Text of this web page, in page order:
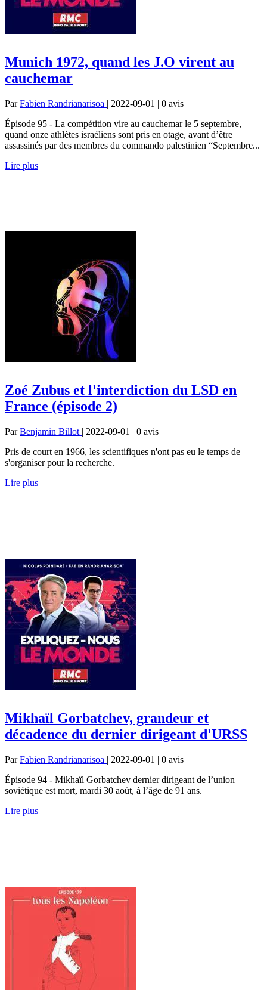
Munich 1972, quand les J.O virent au
cauchemar
ParFabien Randrianarisoa | 2022-09-01 | 0 avis
Épisode 95 - La compétition vire au cauchemar le 5 septembre,
quand onze athlètes israéliens sont pris en otage, avant d’être
assassinés par des membres du commando palestinien “Septembre...
Lire plus
Zoé Zubus et l'interdiction du LSD en
France (épisode 2)
ParBenjamin Billot | 2022-09-01 | 0 avis
Pris de court en 1966, les scientifiques n'ont pas eu le temps de
s'organiser pour la recherche.
Lire plus
Mikhaïl Gorbatchev, grandeur et
décadence du dernier dirigeant d'URSS
ParFabien Randrianarisoa | 2022-09-01 | 0 avis
Épisode 94 - Mikhaïl Gorbatchev dernier dirigeant de l’union
soviétique est mort, mardi 30 août, à l’âge de 91 ans.
Lire plus